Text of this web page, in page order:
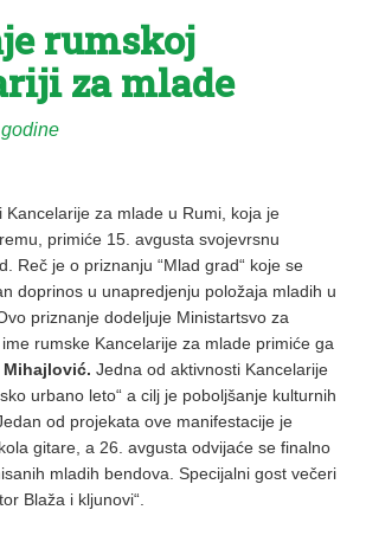
rumskoj
za mlade
Kancelarije za mlade u Rumi, koja je
primiće 15. avgusta svojevrsnu
Reč je o priznanju “Mlad grad“ koje se
doprinos u unapredjenju položaja mladih u
priznanje dodeljuje Ministartsvo za
rumske Kancelarije za mlade primiće ga
Mihajlović. Jedna od aktivnosti Kancelarije
urbano leto“ a cilj je poboljšanje kulturnih
od projekata ove manifestacije je
gitare, a 26. avgusta odvijaće se finalno
mladih bendova. Specijalni gost večeri
Blaža i kljunovi“.